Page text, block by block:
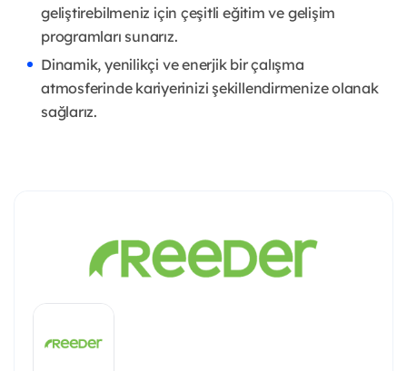
geliştirebilmeniz için çeşitli eğitim ve gelişim
programları sunarız.
Dinamik, yenilikçi ve enerjik bir çalışma
atmosferinde kariyerinizi şekillendirmenize olanak
sağlarız.